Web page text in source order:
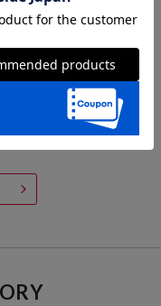
参ご提示の上、ご購入
出来ない場合がございま
示がない場合
合再発行は行っており
購入、並行輸入品等の
は破損等使用上の誤り